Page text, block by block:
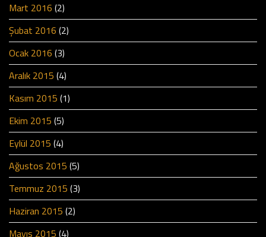
Mart 2016 (2)
Şubat 2016 (2)
Ocak 2016 (3)
Aralık 2015 (4)
Kasım 2015 (1)
Ekim 2015 (5)
Eylül 2015 (4)
Ağustos 2015 (5)
Temmuz 2015 (3)
Haziran 2015 (2)
Mayıs 2015 (4)